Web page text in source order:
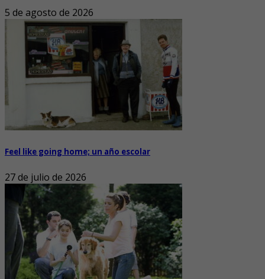
5 de agosto de 2026
Feel like going home; un año escolar
27 de julio de 2026